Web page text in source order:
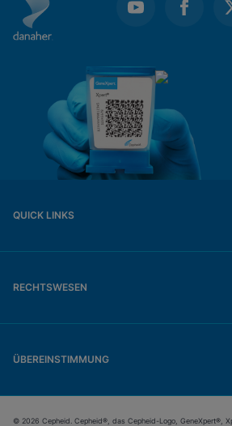
QUICK LINKS
RECHTSWESEN
ÜBEREINSTIMMUNG
© 2026 Cepheid. Cepheid®, das Cepheid-Logo, GeneXpert®,